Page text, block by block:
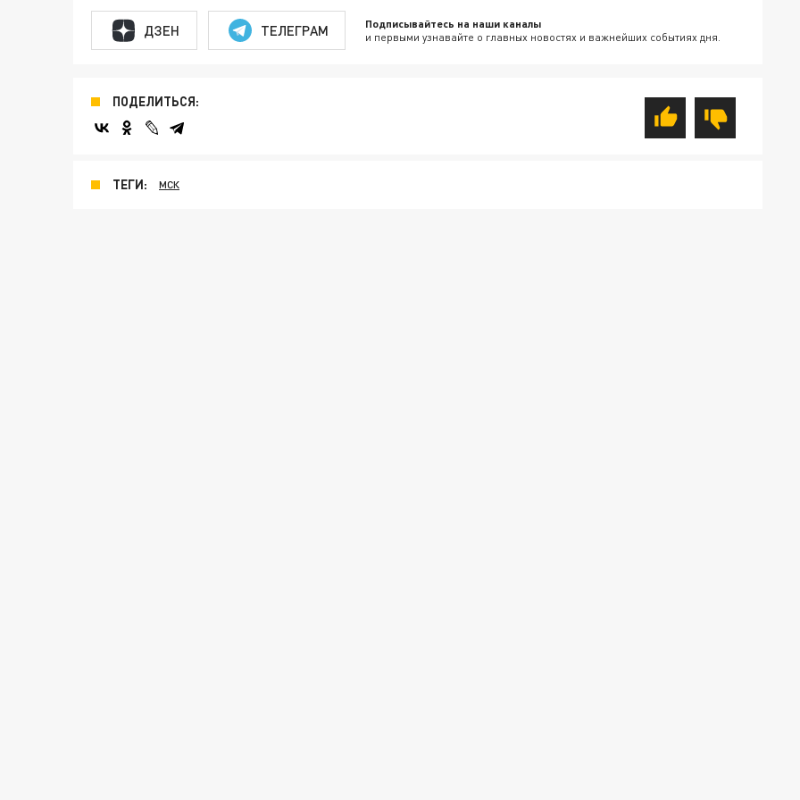
ДЗЕН ТЕЛЕГРАМ Подписывайтесь на наши каналы
и первыми узнавайте о главных новостях и важнейших событиях дня.
ПОДЕЛИТЬСЯ:
ТЕГИ: МСК